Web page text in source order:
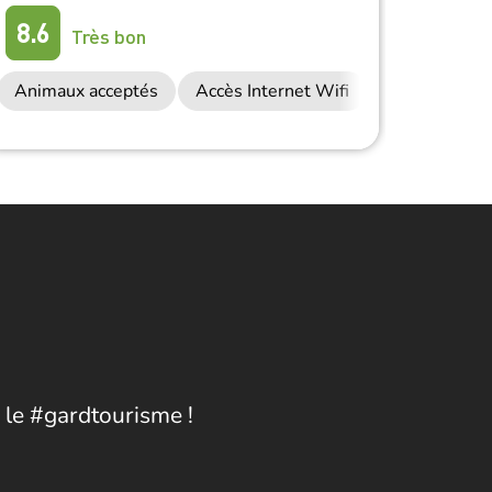
8.6 Très bon
Animaux acceptés Accès Internet Wifi
#gardtourisme !